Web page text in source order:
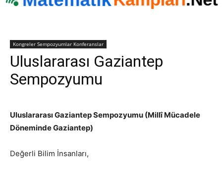
Kongreler Sempozyumlar Konferanslar
Uluslararası Gaziantep
Sempozyumu
Uluslararası Gaziantep Sempozyumu (Millî Mücadele
Döneminde Gaziantep)
Değerli Bilim İnsanları,